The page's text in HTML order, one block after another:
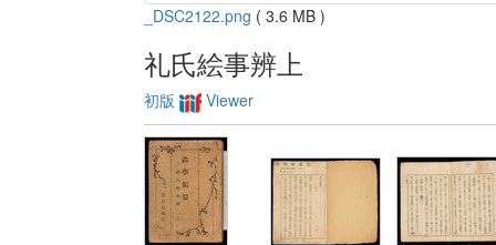
_DSC2122.png ( 3.6 MB )
礼氏絵事辨上
初版 Viewer